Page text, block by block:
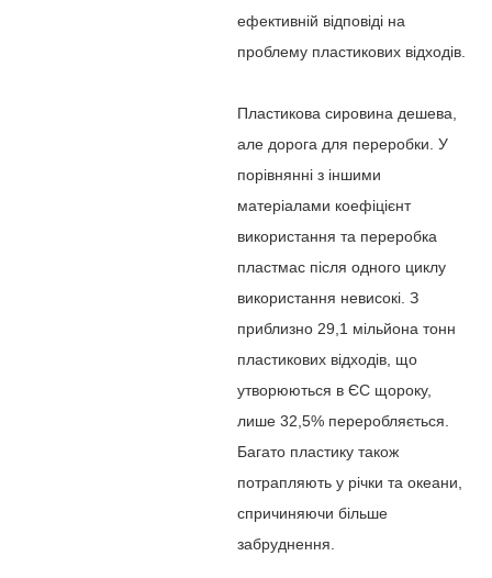
ефективній відповіді на
проблему пластикових відходів.
Пластикова сировина дешева,
але дорога для переробки. У
порівнянні з іншими
матеріалами коефіцієнт
використання та переробка
пластмас після одного циклу
використання невисокі. З
приблизно 29,1 мільйона тонн
пластикових відходів, що
утворюються в ЄС щороку,
лише 32,5% переробляється.
Багато пластику також
потрапляють у річки та океани,
спричиняючи більше
забруднення.